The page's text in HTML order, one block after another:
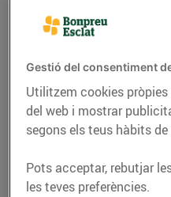
Cada
persones
alimentari
Gestió del consentiment
Utilitzem cookies pròpies
del web i mostrar
segons els teus hàbits
Pots acceptar, rebutjar
les teves preferències.